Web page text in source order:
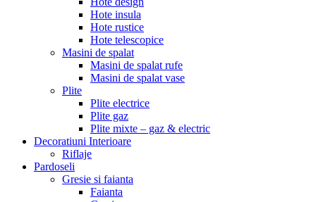
Hote insula
Hote rustice
Hote telescopice
Masini de spalat
Masini de spalat rufe
Masini de spalat vase
Plite
Plite electrice
Plite gaz
Plite mixte – gaz & electric
Decoratiuni Interioare
Riflaje
Pardoseli
Gresie si faianta
Faianta